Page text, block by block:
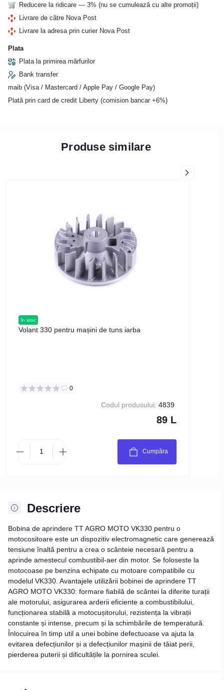
Reducere la ridicare — 3% (nu se cumulează cu alte promoții)
Livrare de către Nova Post
Livrare la adresa prin curier Nova Post
Plata
Plata la primirea mărfurilor
Bank transfer
maib (Visa / Mastercard / Apple Pay / Google Pay)
Plată prin card de credit Liberty (comision bancar +6%)
Produse similare
în stoc
Volant 330 pentru mașini de tuns iarba
0
Codul produsului: 4839
89 L
Cumpăra
Descriere
Bobina de aprindere TT AGRO MOTO VK330 pentru o
motocositoare este un dispozitiv electromagnetic care generează
tensiune înaltă pentru a crea o scânteie necesară pentru a
aprinde amestecul combustibil-aer din motor. Se foloseste la
motocoase pe benzina echipate cu motoare compatibile cu
modelul VK330. Avantajele utilizării bobinei de aprindere TT
AGRO MOTO VK330: formare fiabilă de scântei la diferite turații
ale motorului, asigurarea arderii eficiente a combustibilului,
funcționarea stabilă a motocușitorului, rezistența la vibrații
constante și intense, precum și la schimbările de temperatură.
Înlocuirea în timp util a unei bobine defectuoase va ajuta la
evitarea defecțiunilor și a defecțiunilor mașinii de tăiat perii,
pierderea puterii și dificultățile la pornirea sculei.